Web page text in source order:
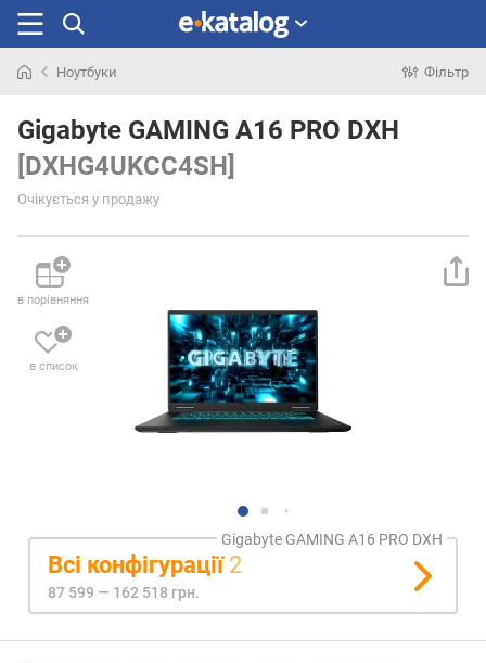
раніше
Ноутбуки Фільтр
Gigabyte GAMING A16 PRO DXH
[DXHG4UKCC4SH]
Очікується у продажу
в порівняння
в список
Gigabyte GAMING A16 PRO DXH
Всі конфігурації 2
87 599 — 162 518 грн.